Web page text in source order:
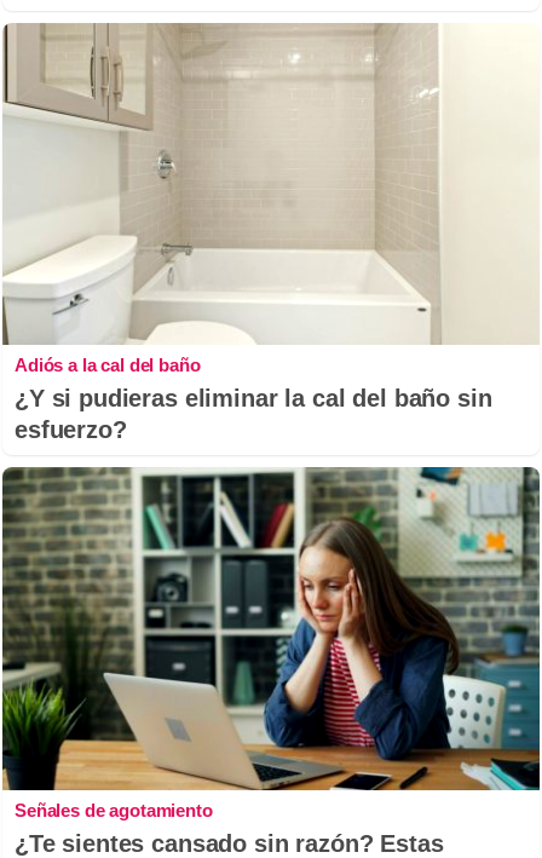
Adiós a la cal del baño
¿Y si pudieras eliminar la cal del baño sin
esfuerzo?
Señales de agotamiento
¿Te sientes cansado sin razón? Estas